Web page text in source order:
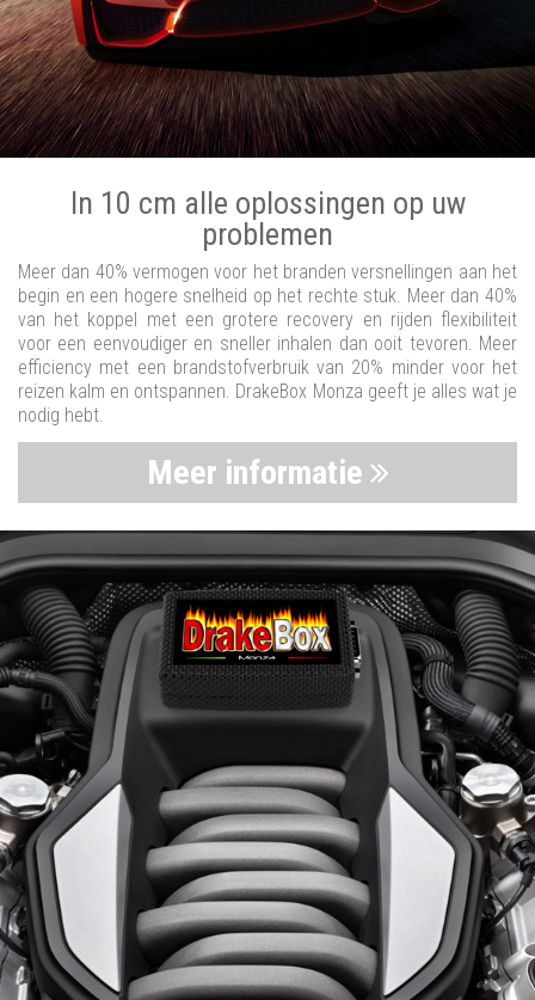
In 10 cm alle oplossingen op uw
problemen
Meer dan 40% vermogen voor het branden versnellingen aan het
begin en een hogere snelheid op het rechte stuk. Meer dan 40%
van het koppel met een grotere recovery en rijden flexibiliteit
voor een eenvoudiger en sneller inhalen dan ooit tevoren. Meer
efficiency met een brandstofverbruik van 20% minder voor het
reizen kalm en ontspannen. DrakeBox Monza geeft je alles wat je
nodig hebt.
Meer informatie